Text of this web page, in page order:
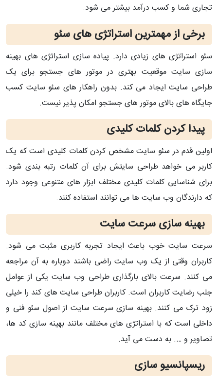
تجاری شما و کسب درآمد بیشتر می شود.
برخی از مهمترین استراتژی های سئو
سئو استراتژی های زیادی دارد. پیاده سازی استراتژی های بهینه
سازی سایت موقعیت بهتری در موتور های جستجو برای یک
طراحی سایت ایجاد می کند. بدون راهکار های سئو سایت کسب
جایگاه های بالای موتور های جستجو امکان پذیر نیست.
پیدا کردن کلمات کلیدی
اولین قدم در سئو سایت مشخص کردن کلمات کلیدی است که یک
کاربر می خواهد طراحی سایتش برای آن کلمات رتبه بندی شود.
برای شناسایی کلمات کلیدی مختلف ابزار های متنوعی وجود دارد
که دارندگان وب سایت ها می توانند استفاده کنند.
بهینه سازی سرعت سایت
سرعت سایت خوب باعث ایجاد تجربه کاربری مثبت می شود.
کاربران وقتی از یک وب سایت راضی باشند دوباره به آن مراجعه
می کنند. سرعت بالای بارگذاری طراحی وب سایت یکی از عوامل
جلب رضایت کاربران است. کاربران طراحی سایت های کند را خیلی
زود ترک می کنند. بهینه سازی سرعت سایت از اصول سئو فنی و
داخلی است که با استراتژی های مختلف مانند بهینه سازی کد ها،
تصاویر و …. به دست می آید.
ریسپانسیو سازی